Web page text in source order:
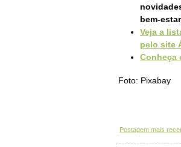
bem-
Veja a
pelo site
Conheça
Foto: Pixabay
Postagem mais